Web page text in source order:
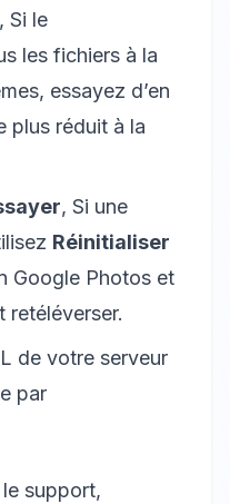
, Si le
les fichiers à la
essayez d’en
plus réduit à la
, Si une
Réinitialiser
Google Photos et
retéléverser.
de votre serveur
par
support,